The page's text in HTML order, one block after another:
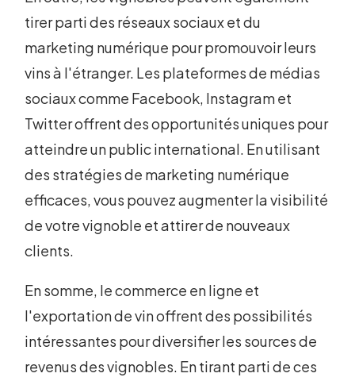
tirer parti des réseaux sociaux et du
marketing numérique pour promouvoir leurs
vins à l'étranger. Les plateformes de médias
sociaux comme Facebook, Instagram et
Twitter offrent des opportunités uniques pour
atteindre un public international. En utilisant
des stratégies de marketing numérique
efficaces, vous pouvez augmenter la visibilité
de votre vignoble et attirer de nouveaux
clients.
En somme, le commerce en ligne et
l'exportation de vin offrent des possibilités
intéressantes pour diversifier les sources de
revenus des vignobles. En tirant parti de ces